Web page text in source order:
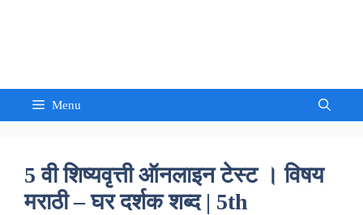
Menu
5 वी शिष्यवृत्ती ऑनलाइन टेस्ट । विषय
मराठी – घर दर्शक शब्द | 5th